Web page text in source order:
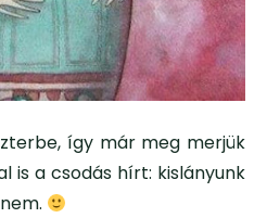
így már meg merjük
is a csodás hírt: kislányunk